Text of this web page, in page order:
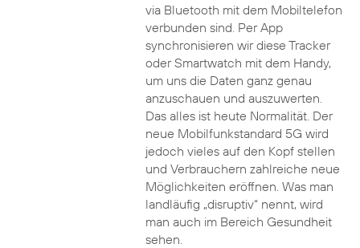
via Bluetooth mit dem Mobiltelefon
verbunden sind. Per App
synchronisieren wir diese Tracker
oder Smartwatch mit dem Handy,
um uns die Daten ganz genau
anzuschauen und auszuwerten.
Das alles ist heute Normalität. Der
neue Mobilfunkstandard 5G wird
jedoch vieles auf den Kopf stellen
und Verbrauchern zahlreiche neue
Möglichkeiten eröffnen. Was man
landläufig „disruptiv“ nennt, wird
man auch im Bereich Gesundheit
sehen.